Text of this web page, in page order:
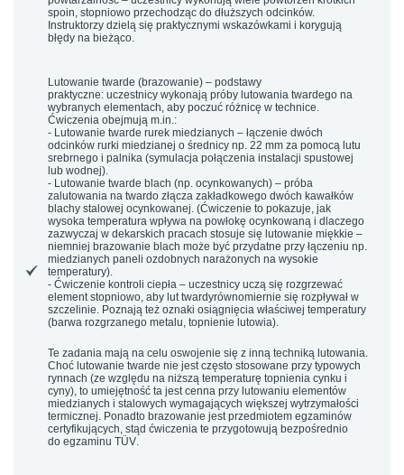
spoin, stopniowo przechodząc do dłuższych odcinków.
Instruktorzy dzielą się praktycznymi wskazówkami i korygują
błędy na bieżąco.
Lutowanie twarde (brazowanie) – podstawy
praktyczne: uczestnicy wykonają próby lutowania twardego na
wybranych elementach, aby poczuć różnicę w technice.
Ćwiczenia obejmują m.in.:
- Lutowanie twarde rurek miedzianych – łączenie dwóch
odcinków rurki miedzianej o średnicy np. 22 mm za pomocą lutu
srebrnego i palnika (symulacja połączenia instalacji spustowej
lub wodnej).
- Lutowanie twarde blach (np. ocynkowanych) – próba
zalutowania na twardo złącza zakładkowego dwóch kawałków
blachy stalowej ocynkowanej. (Ćwiczenie to pokazuje, jak
wysoka temperatura wpływa na powłokę ocynkowaną i dlaczego
zazwyczaj w dekarskich pracach stosuje się lutowanie miękkie –
niemniej brazowanie blach może być przydatne przy łączeniu np.
miedzianych paneli ozdobnych narażonych na wysokie
temperatury).
- Ćwiczenie kontroli ciepła – uczestnicy uczą się rozgrzewać
element stopniowo, aby lut twardyrównomiernie się rozpływał w
szczelinie. Poznają też oznaki osiągnięcia właściwej temperatury
(barwa rozgrzanego metalu, topnienie lutowia).
Te zadania mają na celu oswojenie się z inną techniką lutowania.
Choć lutowanie twarde nie jest często stosowane przy typowych
rynnach (ze względu na niższą temperaturę topnienia cynku i
cyny), to umiejętność ta jest cenna przy lutowaniu elementów
miedzianych i stalowych wymagających większej wytrzymałości
termicznej. Ponadto brazowanie jest przedmiotem egzaminów
certyfikujących, stąd ćwiczenia te przygotowują bezpośrednio
do egzaminu TÜV.